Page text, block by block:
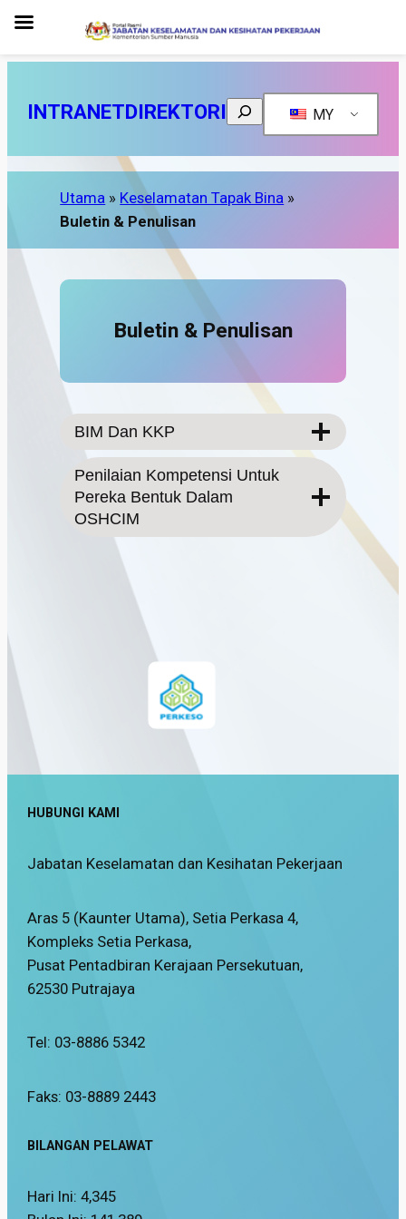
INTRANETDIREKTORI Search MY
Utama » Keselamatan Tapak Bina »
Buletin & Penulisan
Buletin & Penulisan
BIM Dan KKP
Penilaian Kompetensi Untuk
Pereka Bentuk Dalam
OSHCIM
HUBUNGI KAMI
Jabatan Keselamatan dan Kesihatan Pekerjaan
Aras 5 (Kaunter Utama), Setia Perkasa 4,
Kompleks Setia Perkasa,
Pusat Pentadbiran Kerajaan Persekutuan,
62530 Putrajaya
Tel: 03-8886 5342
Faks: 03-8889 2443
BILANGAN PELAWAT
Hari Ini: 4,345